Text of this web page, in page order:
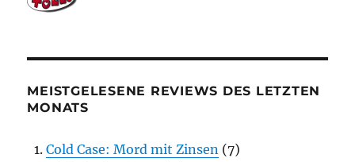
MEISTGELESENE REVIEWS DES LETZTEN
MONATS
Cold Case: Mord mit Zinsen (7)